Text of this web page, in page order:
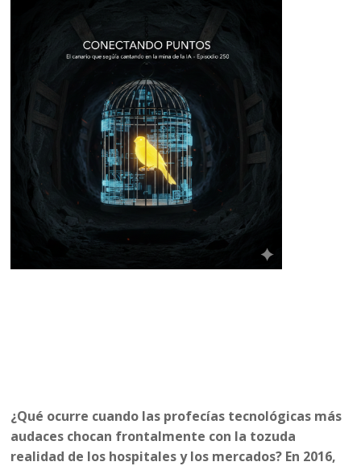
¿Qué ocurre cuando las profecías tecnológicas más
audaces chocan frontalmente con la tozuda
realidad de los hospitales y los mercados? En 2016,